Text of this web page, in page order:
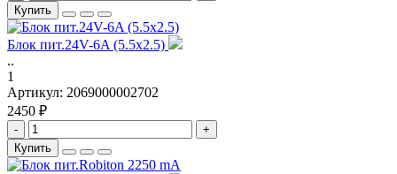
Купить
Блок пит.24V-6A (5.5x2.5)
..
1
Артикул: 2069000002702
2450 ₽
-
+
Купить